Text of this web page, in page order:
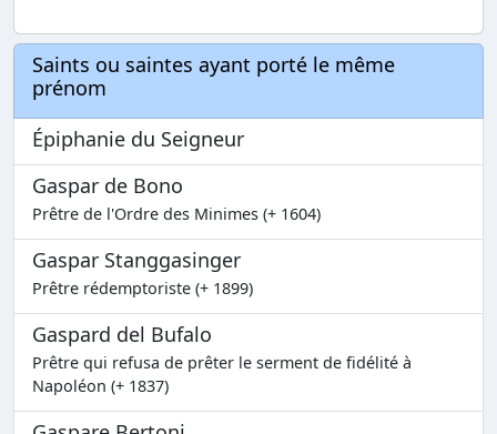
Saints ou saintes ayant porté le même
prénom
Épiphanie du Seigneur
Gaspar de Bono
Prêtre de l'Ordre des Minimes (+ 1604)
Gaspar Stanggasinger
Prêtre rédemptoriste (+ 1899)
Gaspard del Bufalo
Prêtre qui refusa de prêter le serment de fidélité à
Napoléon (+ 1837)